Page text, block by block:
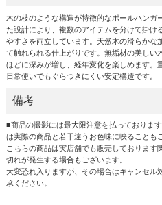
木の枝のような構造が特徴的なポールハンガ
た設計により、複数のアイテムを分けて掛け
やすさを両立しています。天然木の滑らかな
て触れられる仕上がりです。無垢材の美しい
ほどに深みが増し、経年変化を楽しめます。
日常使いでもぐらつきにくい安定構造です。
備考
■商品の撮影には最大限注意を払っておりま
は実際の商品と若干違うお色味に映ることも
こちらの商品は実店舗でも販売しておりま
切れが発生する場合もございます。
大変恐れ入りますが、その場合はキャンセル
承ください。